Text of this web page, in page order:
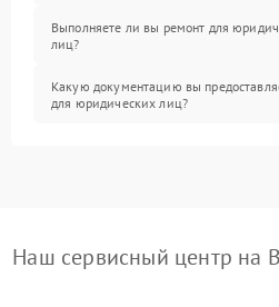
Выполняете ли вы ремонт для
лиц?
Какую документацию вы
для юридических лиц?
Наш сервисный центр на